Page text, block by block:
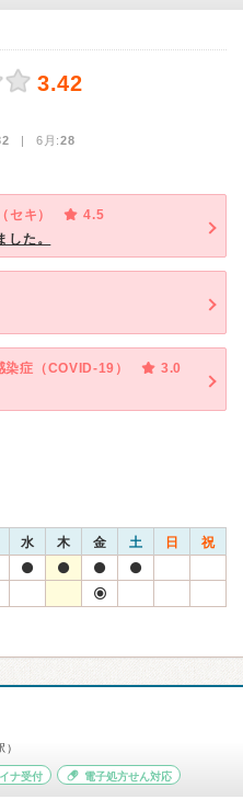
3.42
| 6月:28
セキ）
4.5
た。
症（COVID-19）
3.0
水 木 金 土 日 祝
ナ受付 電子処方せん対応